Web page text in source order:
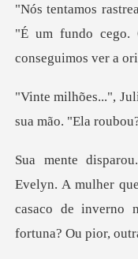
"É um fundo cego.
sua mão.
casaco de inverno